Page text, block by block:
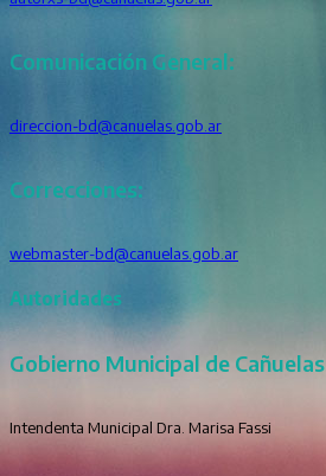
Comunicación General:
direccion-bd@canuelas.gob.ar
Correcciones:
webmaster-bd@canuelas.gob.ar
Autoridades
Gobierno Municipal de Cañuelas
Intendenta Municipal Dra. Marisa Fassi